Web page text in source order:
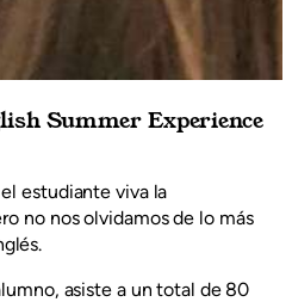
Summer Experience
estudiante viva la
no nos olvidamos de lo más
asiste a un total de 80